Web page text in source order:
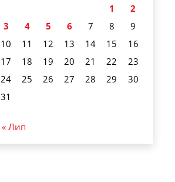
1
2
3
4 5 6 7 8
9
10
11 12 13 14 15
16
17
18 19 20 21 22
23
24
25 26 27 28 29
30
31
« Лип